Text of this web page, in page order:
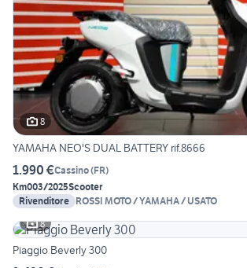
8
YAMAHA NEO'S DUAL BATTERY rif.8666
1.990 €Cassino(FR)
Km003/2025Scooter
Rivenditore ROSSI MOTO / YAMAHA / USATO
8
Piaggio Beverly 300